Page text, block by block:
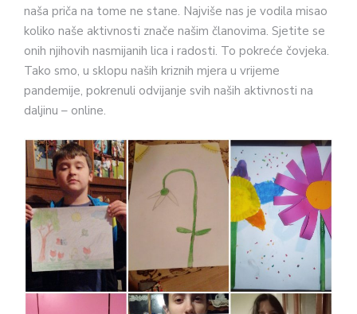
naša priča na tome ne stane. Najviše nas je vodila misao
koliko naše aktivnosti znače našim članovima. Sjetite se
onih njihovih nasmijanih lica i radosti. To pokreće čovjeka.
Tako smo, u sklopu naših kriznih mjera u vrijeme
pandemije, pokrenuli odvijanje svih naših aktivnosti na
daljinu – online.